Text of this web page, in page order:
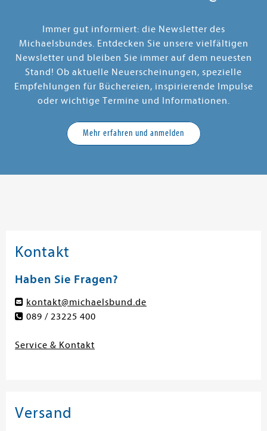
Immer gut informiert: die Newsletter des
Michaelsbundes. Entdecken Sie unsere vielfältigen
Newsletter und bleiben Sie immer auf dem neuesten
Stand! Ob aktuelle Neuerscheinungen, spezielle
Empfehlungen für Büchereien, inspirierende Impulse
oder wichtige Termine und Informationen.
Mehr erfahren und anmelden
Kontakt
Haben Sie Fragen?
kontakt@michaelsbund.de
089 / 23225 400
Service & Kontakt
Versand